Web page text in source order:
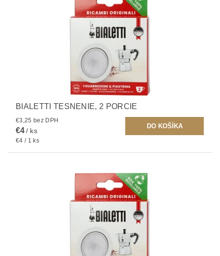
BIALETTI TESNENIE, 2 PORCIE
€3,25 bez DPH
€4/ ks
€4 / 1 ks